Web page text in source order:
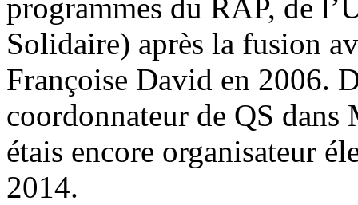
programmes du RAP, de
Solidaire) après la fusion
Françoise David en 2006.
coordonnateur de QS
étais encore organisateur
2014.